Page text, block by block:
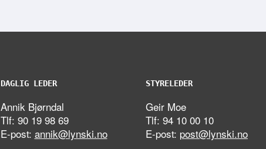
DAGLIG LEDER
Annik Bjørndal
Tlf: 90 19 98 69
E-post: annik@lynski.no
STYRELEDER
Geir Moe
Tlf: 94 10 00 10
E-post: post@lynski.no